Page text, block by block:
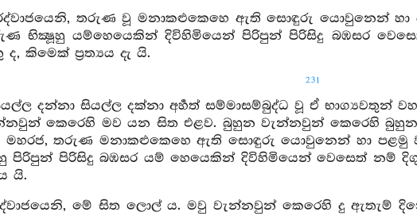
තරුණ වූ මනාකළුකෙහෙ ඇති සොඳුරු යොවුනෙන්
භික්‍ෂූහු යම්හෙයෙකින් දිවිහිමියෙන් පිරිපුන් පිරිසිදු බඹසර
කිමෙක් ප්‍රත්‍යය දැ යි.
231
දන්නා සියල්ල දක්නා අර්‍හත් සම්මාසම්බුද්ධ වූ ඒ භාග්‍යවතුන්
කෙරෙහි මව යන සිත එළව. බුහුන වැන්නවුන් කෙරෙහි
මහරජ, තරුණ මනාකළුකෙහෙ ඇති සොඳුරු යොවුනෙන් හා
පිරිපුන් පිරිසිදු බඹසර යම් හෙයෙකින් දිවිහිමියෙන් වෙසෙත් නම්
යි.
මේ සිත ලොල් ය. මවු වැන්නවුන් කෙරෙහි දු ඇතැම්